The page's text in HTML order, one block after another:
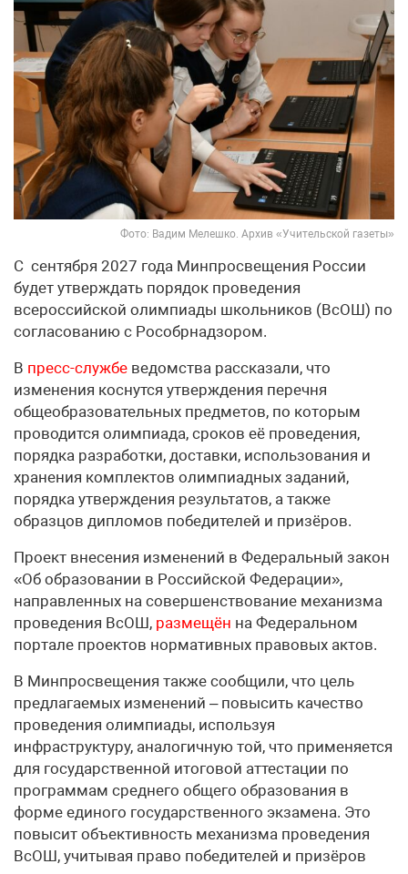
Фото: Вадим Мелешко. Архив «Учительской газеты»
С сентября 2027 года Минпросвещения России
будет утверждать порядок проведения
всероссийской олимпиады школьников (ВсОШ) по
согласованию с Рособрнадзором.
В пресс-службе ведомства рассказали, что
изменения коснутся утверждения перечня
общеобразовательных предметов, по которым
проводится олимпиада, сроков её проведения,
порядка разработки, доставки, использования и
хранения комплектов олимпиадных заданий,
порядка утверждения результатов, а также
образцов дипломов победителей и призёров.
Проект внесения изменений в Федеральный закон
«Об образовании в Российской Федерации»,
направленных на совершенствование механизма
проведения ВсОШ, размещён на Федеральном
портале проектов нормативных правовых актов.
В Минпросвещения также сообщили, что цель
предлагаемых изменений – повысить качество
проведения олимпиады, используя
инфраструктуру, аналогичную той, что применяется
для государственной итоговой аттестации по
программам среднего общего образования в
форме единого государственного экзамена. Это
повысит объективность механизма проведения
ВсОШ, учитывая право победителей и призёров